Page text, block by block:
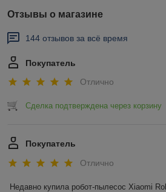
Отзывы о магазине
144 отзывов за всё время
Покупатель
Отлично
Сделка подтверждена через корзину
Покупатель
Отлично
Недавно купила робот-пылесос Xiaomi